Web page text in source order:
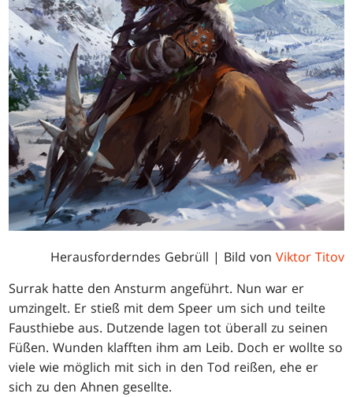
Herausforderndes Gebrüll | Bild von Viktor Titov
Surrak hatte den Ansturm angeführt. Nun war er
umzingelt. Er stieß mit dem Speer um sich und teilte
Fausthiebe aus. Dutzende lagen tot überall zu seinen
Füßen. Wunden klafften ihm am Leib. Doch er wollte so
viele wie möglich mit sich in den Tod reißen, ehe er
sich zu den Ahnen gesellte.